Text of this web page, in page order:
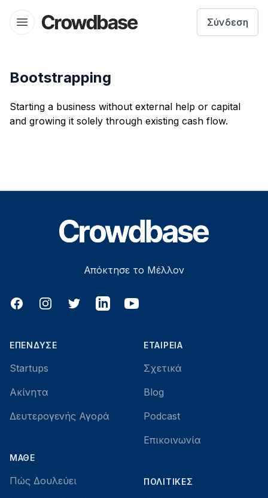
Open menu
Crowdbase logo Σύνδεση
Bootstrapping
Starting a business without external help or capital
and growing it solely through existing cash flow.
Απόκτησε το Μέλλον
FacebookInstagramTwitter LinkedInYouTube
ΕΠΈΝΔΥΣΕ
Startups
Ακίνητα
Δευτερογενής Αγορά
ΜΆΘΕ
Πώς Δουλεύει
ΕΤΑΙΡΕΊΑ
Σχετικά
Blog
Podcast
Επικοινωνία
ΠΟΛΙΤΙΚΈΣ